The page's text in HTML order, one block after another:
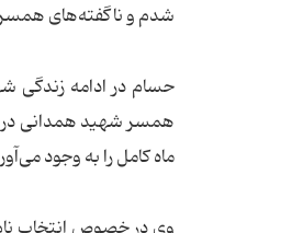
شدم و ناگفته‌های
حسام در ادامه زندگی
همسر شهید همدانی در
ماه کامل را به وجود